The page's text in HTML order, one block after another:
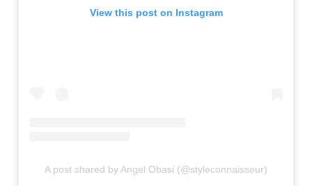
View this post on Instagram
A post shared by Angel Obasi (@styleconnaisseur)